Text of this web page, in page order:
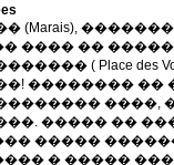
(Marais),
���� ��
( Place des
�������� ��
����,
����� ��
�����
� �����